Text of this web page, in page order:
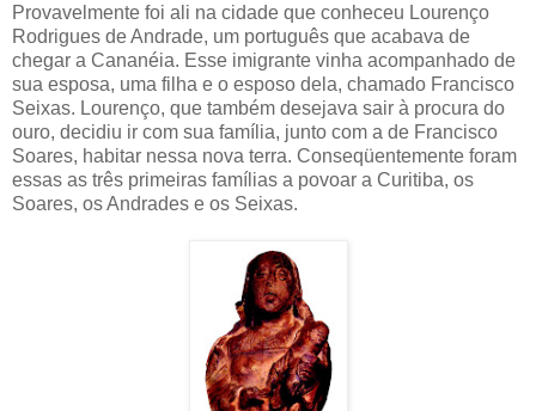
Provavelmente foi ali na cidade que conheceu Lourenço
Rodrigues de Andrade, um português que acabava de
chegar a Cananéia. Esse imigrante vinha acompanhado de
sua esposa, uma filha e o esposo dela, chamado Francisco
Seixas. Lourenço, que também desejava sair à procura do
ouro, decidiu ir com sua família, junto com a de Francisco
Soares, habitar nessa nova terra. Conseqüentemente foram
essas as três primeiras famílias a povoar a Curitiba, os
Soares, os Andrades e os Seixas.